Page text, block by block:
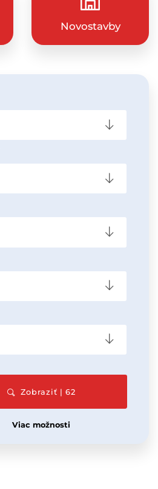
Novostavby
Zobraziť | 62
Viac možnosti